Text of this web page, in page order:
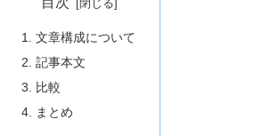
文章構成について
記事本文
比較
まとめ